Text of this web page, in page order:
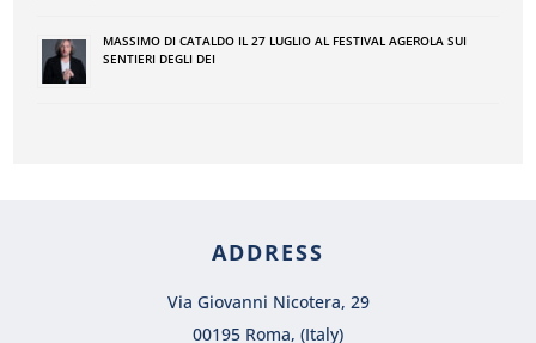
MASSIMO DI CATALDO IL 27 LUGLIO AL FESTIVAL AGEROLA SUI
SENTIERI DEGLI DEI
ADDRESS
Via Giovanni Nicotera, 29
00195 Roma, (Italy)